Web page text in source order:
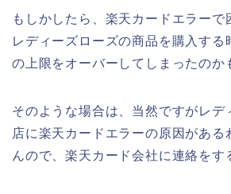
もしかしたら、楽天カードエラーで
レディーズローズの商品を購入する
の上限をオーバーしてしまったのか
そのような場合は、当然ですがレデ
店に楽天カードエラーの原因がある
んので、楽天カード会社に連絡をす